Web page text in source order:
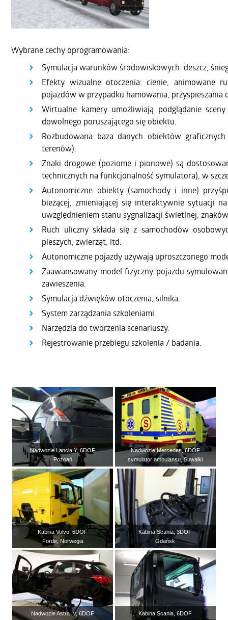
Wybrane cechy oprogramowania:
Symulacja warunków środowiskowych: deszcz,
Efekty wizualne otoczenia: cienie, animowane
pojazdów w przypadku hamowania, przyspieszania
Wirtualne kamery umożliwiają podglądanie
dowolnego poruszającego się obiektu.
Rozbudowana baza danych obiektów
terenów).
Znaki drogowe (poziome i pionowe) są
technicznych na funkcjonalność symulatora), w
Autonomiczne obiekty (samochody i inne)
bieżącej, zmieniającej się interaktywnie sytuacji
uwzględnieniem stanu sygnalizacji świetlnej,
Ruch uliczny składa się z samochodów
pieszych, zwierząt, itd.
Autonomiczne pojazdy używają uproszczonego
Zaawansowany model fizyczny pojazdu
zawieszenia.
Symulacja dźwięków otoczenia, silnika.
System zarządzania szkoleniami.
Narzędzia do tworzenia scenariuszy.
Rejestrowanie przebiegu szkolenia / badania.
Nadwozie Lancia Y, 6DOF
Poznań
Nadwozie Mercedes, 6DOF
symulator ambulansu, Suwałki
Kabina Volvo, 6DOF
Forde, Norwegia
Kabina Scania, 3DOF
Gdańsk
Nadwozie Astra IV, 6DOF
Kabina Scania, 6DOF